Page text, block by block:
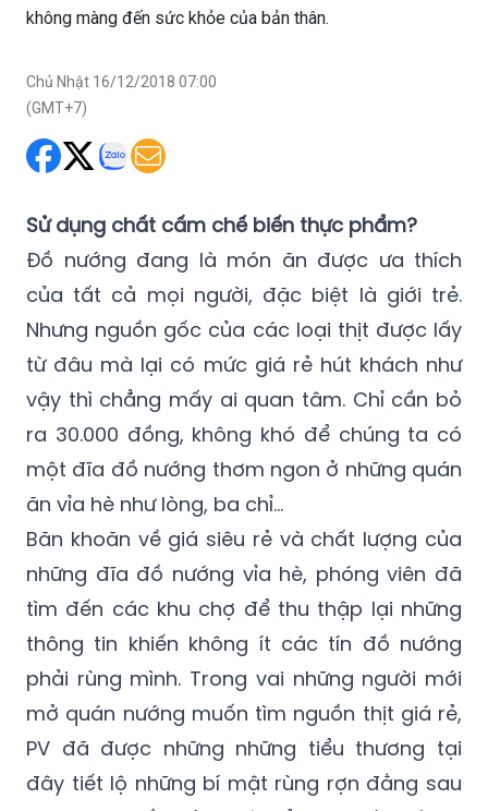
Chủ Nhật 16/12/2018 07:00
Sử dụng chất cấm chế biến thực phẩm?
của tất cả mọi người, đặc biệt là giới trẻ.
Nhưng nguồn gốc của các loại thịt được lấy
từ đâu mà lại có mức giá rẻ hút khách như
vậy thì chẳng mấy ai quan tâm. Chỉ cần bỏ
ra 30.000 đồng, không khó để chúng ta có
một đĩa đồ nướng thơm ngon ở những quán
ăn vỉa hè như lòng, ba chỉ…
Băn khoăn về giá siêu rẻ và chất lượng của
những đĩa đồ nướng vỉa hè, phóng viên đã
tìm đến các khu chợ để thu thập lại những
thông tin khiến không ít các tín đồ nướng
phải rùng mình. Trong vai những người mới
mở quán nướng muốn tìm nguồn thịt giá rẻ,
PV đã được những những tiểu thương tại
đây tiết lộ những bí mật rùng rợn đằng sau
những đĩa đồ nướng siêu rẻ được bày bán.
“Nếu lấy về mở nướng thì loại khác cũng